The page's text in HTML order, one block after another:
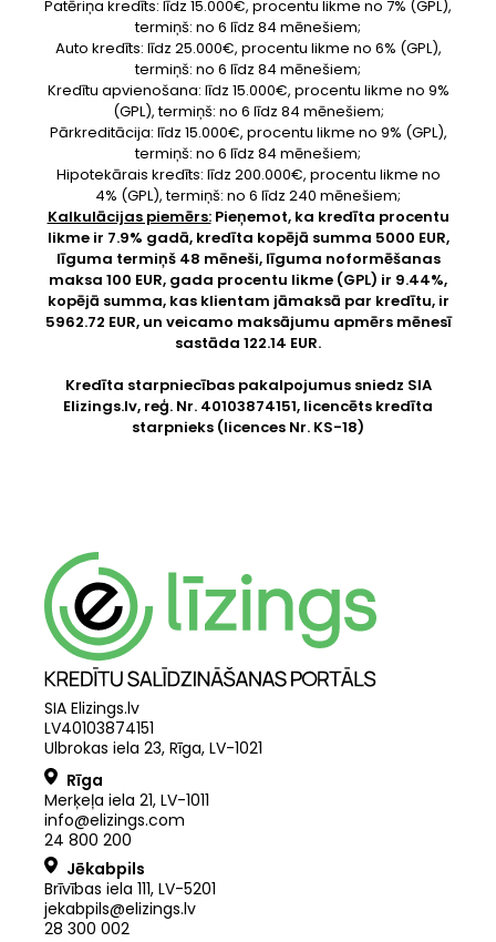
Patēriņa kredīts: līdz 15.000€, procentu likme no 7% (GPL),
termiņš: no 6 līdz 84 mēnešiem;
Auto kredīts: līdz 25.000€, procentu likme no 6% (GPL),
termiņš: no 6 līdz 84 mēnešiem;
Kredītu apvienošana: līdz 15.000€, procentu likme no 9%
(GPL), termiņš: no 6 līdz 84 mēnešiem;
Pārkreditācija: līdz 15.000€, procentu likme no 9% (GPL),
termiņš: no 6 līdz 84 mēnešiem;
Hipotekārais kredīts: līdz 200.000€, procentu likme no
4% (GPL), termiņš: no 6 līdz 240 mēnešiem;
Kalkulācijas piemērs:Pieņemot, ka kredīta procentu
likme ir 7.9% gadā, kredīta kopējā summa 5000 EUR,
līguma termiņš 48 mēneši, līguma noformēšanas
maksa 100 EUR, gada procentu likme (GPL) ir 9.44%,
kopējā summa, kas klientam jāmaksā par kredītu, ir
5962.72 EUR, un veicamo maksājumu apmērs mēnesī
sastāda 122.14 EUR.
Kredīta starpniecības pakalpojumus sniedz SIA
Elizings.lv, reģ. Nr. 40103874151, licencēts kredīta
starpnieks (licences Nr. KS-18)
SIA Elizings.lv
LV40103874151
Ulbrokas iela 23, Rīga, LV-1021
Rīga
Merķeļa iela 21, LV-1011
info@elizings.com
24 800 200
Jēkabpils
Brīvības iela 111, LV-5201
jekabpils@elizings.lv
28 300 002